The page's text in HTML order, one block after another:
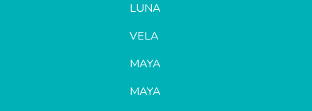
LUNA
VELA
MAYA
MAYA